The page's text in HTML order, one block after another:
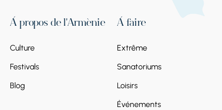
À propos de l'Arménie
Culture
Festivals
Blog
À faire
Extrême
Sanatoriums
Loisirs
Événements